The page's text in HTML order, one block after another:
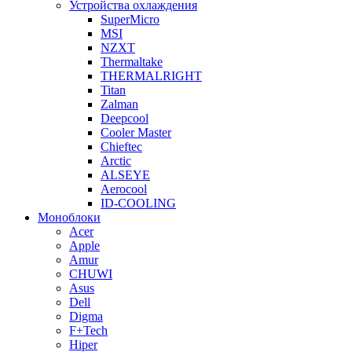
Устройства охлаждения
SuperMicro
MSI
NZXT
Thermaltake
THERMALRIGHT
Titan
Zalman
Deepcool
Cooler Master
Chieftec
Arctic
ALSEYE
Aerocool
ID-COOLING
Моноблоки
Acer
Apple
Amur
CHUWI
Asus
Dell
Digma
F+Tech
Hiper